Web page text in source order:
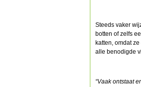
Steeds vaker
botten of zelfs
katten, omdat
alle benodigde
“Vaak ontstaat